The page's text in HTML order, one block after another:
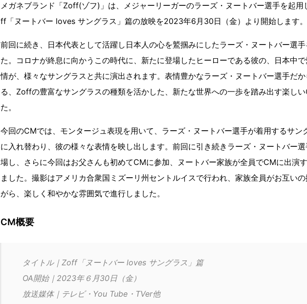
メガネブランド「Zoff(ゾフ)」は、メジャーリーガーのラーズ・ヌートバー選手を起用
ff「ヌートバー loves サングラス」篇の放映を2023年6月30日（金）より開始します。
前回に続き、日本代表として活躍し日本人の心を鷲掴みにしたラーズ・ヌートバー選
た。コロナが終息に向かうこの時代に、新たに登場したヒーローである彼の、日本中
情が、様々なサングラスと共に演出されます。表情豊かなラーズ・ヌートバー選手だ
る、Zoffの豊富なサングラスの種類を活かした、新たな世界への一歩を踏み出す楽し
た。
今回のCMでは、モンタージュ表現を用いて、ラーズ・ヌートバー選手が着用するサン
に入れ替わり、彼の様々な表情を映し出します。前回に引き続きラーズ・ヌートバー
場し、さらに今回はお父さんも初めてCMに参加、ヌートバー家族が全員でCMに出演
ました。撮影はアメリカ合衆国ミズーリ州セントルイスで行われ、家族全員がお互い
がら、楽しく和やかな雰囲気で進行しました。
CM概要
タイトル｜Zoff「ヌートバー loves サングラス」篇
OA開始｜2023年６月30日（金）
放送媒体｜テレビ・You Tube・TVer他